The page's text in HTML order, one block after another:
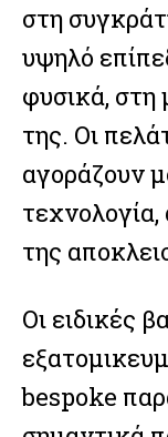
στη
υψηλό
φυσικά, στη
της. Οι
αγοράζουν
της
Οι ειδικές
bespoke